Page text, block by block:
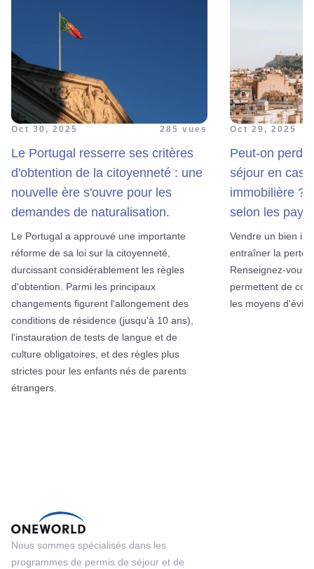
Oct 30, 2025 285 vues
Le Portugal resserre ses critères
d'obtention de la citoyenneté : une
nouvelle ère s'ouvre pour les
demandes de naturalisation.
Le Portugal a approuvé une importante
réforme de sa loi sur la citoyenneté,
durcissant considérablement les règles
d'obtention. Parmi les principaux
changements figurent l'allongement des
conditions de résidence (jusqu'à 10 ans),
l'instauration de tests de langue et de
culture obligatoires, et des règles plus
strictes pour les enfants nés de parents
étrangers.
Oct 29, 2025
Peut-on
séjour en cas
immobilière ?
selon les pays.
Vendre un bien
entraîner la perte
Renseignez-vous
permettent de
les moyens
Nous sommes spécialisés dans les
programmes de permis de séjour et de